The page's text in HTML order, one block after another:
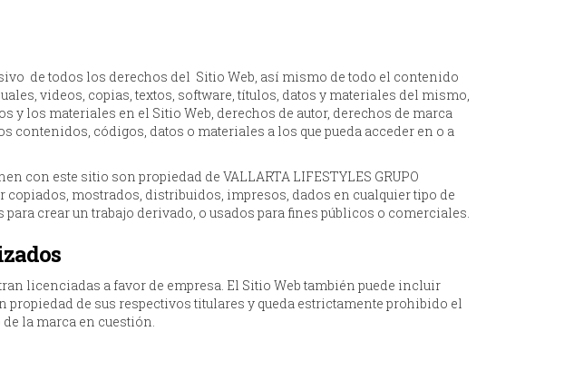
de todos los derechos del Sitio Web, así mismo de todo el contenido
videos, copias, textos, software, títulos, datos y materiales del mismo,
los materiales en el Sitio Web, derechos de autor, derechos de marca
contenidos, códigos, datos o materiales a los que pueda acceder en o a
con este sitio son propiedad de VALLARTA LIFESTYLES GRUPO
mostrados, distribuidos, impresos, dados en cualquier tipo de
crear un trabajo derivado, o usados para fines públicos o comerciales.
licenciadas a favor de empresa. El Sitio Web también puede incluir
de sus respectivos titulares y queda estrictamente prohibido el
la marca en cuestión.